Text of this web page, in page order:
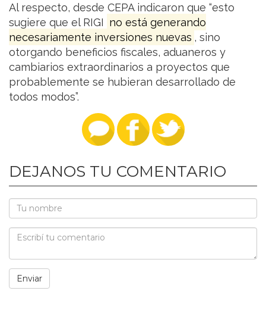
Al respecto, desde CEPA indicaron que “esto
sugiere que el RIGI no está generando
necesariamente inversiones nuevas , sino
otorgando beneficios fiscales, aduaneros y
cambiarios extraordinarios a proyectos que
probablemente se hubieran desarrollado de
todos modos”.
DEJANOS TU COMENTARIO